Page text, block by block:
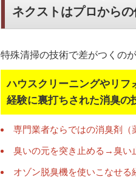
ネクストはプロから
特殊清掃の技術で差がつくの
ハウスクリーニングやリフ
経験に裏打ちされた消臭の
専門業者ならではの消臭剤（
臭いの元を突き止める→臭い
オゾン脱臭機を使いこなせる